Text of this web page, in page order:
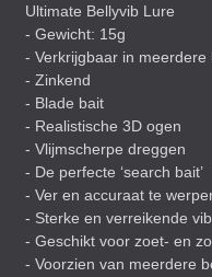
Ultimate Bellyvib Lure
- Gewicht: 15g
- Verkrijgbaar in meerdere
- Zinkend
- Blade bait
- Realistische 3D ogen
- Vlijmscherpe dreggen
- De perfecte ‘search bait’
- Ver en accuraat te
- Sterke en verreikende
- Geschikt voor zoet- en
- Voorzien van meerdere